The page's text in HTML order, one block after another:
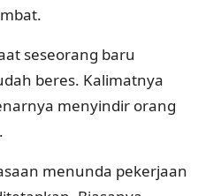
seseorang baru
beres. Kalimatnya
menyindir orang
menunda pekerjaan